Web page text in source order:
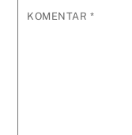
KOMENTAR*